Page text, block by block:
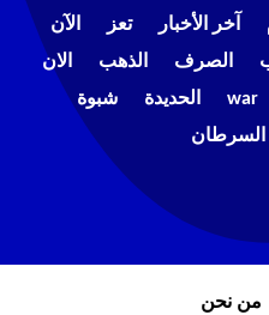
آخر الأخبار تعز
الآن
الصرف الذهب
الان
war الحديدة
شبوة
السرطان
من نحن